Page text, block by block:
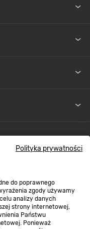
Polityka prywatności
do poprawnego
zgody używamy
analizy danych
strony internetowej,
Państwu
Ponieważ